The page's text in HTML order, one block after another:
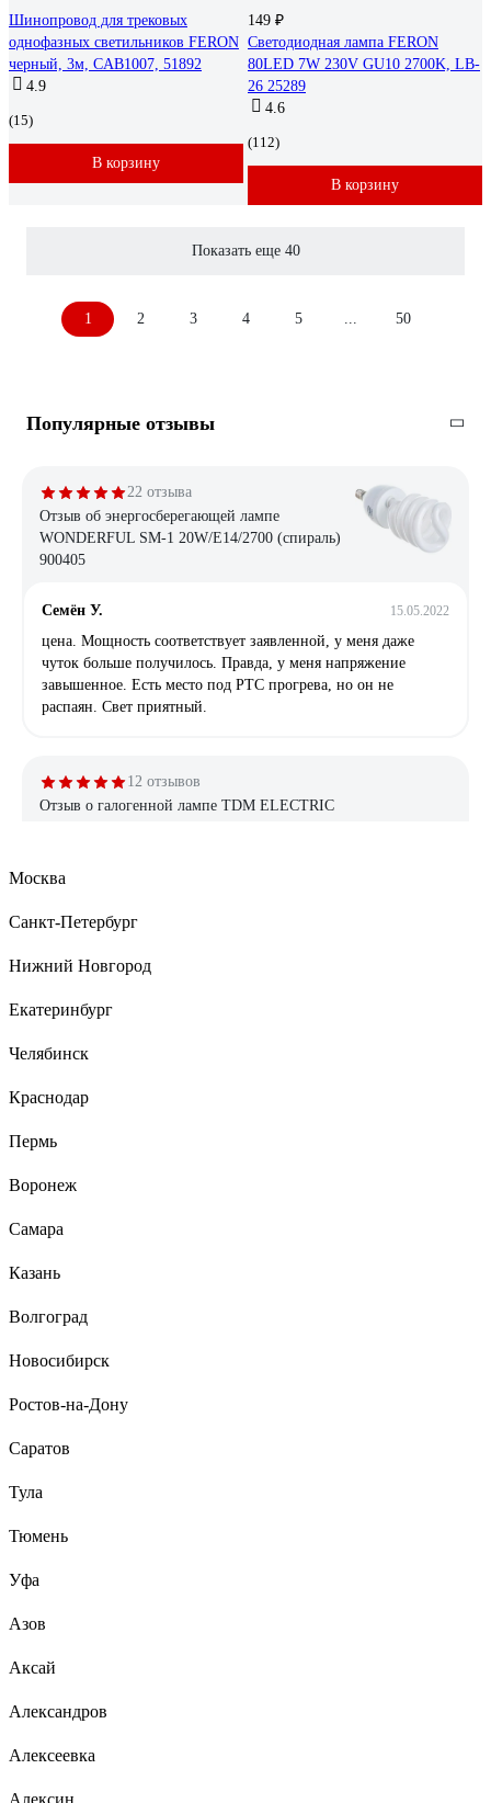
Шинопровод для трековых
однофазных светильников FERON
черный, 3м, CAB1007, 51892
4.9
(15)
В корзину
149 ₽
Светодиодная лампа FERON
80LED 7W 230V GU10 2700K, LB-
26 25289
4.6
(112)
В корзину
Показать еще 40
1 2 3 4 5 50
Популярные отзывы
22 отзыва
Отзыв об энергосберегающей лампе
WONDERFUL SM-1 20W/E14/2700 (спираль)
900405
Семён У. 15.05.2022
цена. Мощность соответствует заявленной, у меня даже
чуток больше получилось. Правда, у меня напряжение
завышенное. Есть место под РТС прогрева, но он не
распаян. Свет приятный.
12 отзывов
Отзыв о галогенной лампе TDM ELECTRIC
Свет теплый, при низком напряжении не отключаются
яркость, при долгой эксплуатации не снижается световой
фактор ключевой, поскольку мерцание подсведки экрана
глаза устают.
82435
Эффектно рвануло!!! И всего за 193 рубля!!! Мне
Москва
Санкт-Петербург
Нижний Новгород
Екатеринбург
Челябинск
Краснодар
Пермь
Воронеж
Самара
Казань
Волгоград
Новосибирск
Ростов-на-Дону
Саратов
Тула
Тюмень
Уфа
Азов
Аксай
Александров
Алексеевка
Алексин